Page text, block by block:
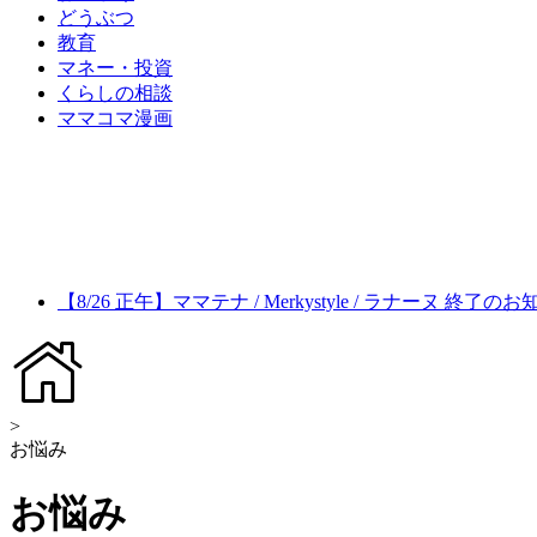
どうぶつ
教育
マネー・投資
くらしの相談
ママコマ漫画
【8/26 正午】ママテナ / Merkystyle / ラナーヌ 終了のお
>
お悩み
お悩み